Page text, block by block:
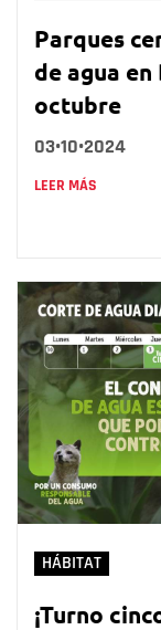
Parques
de agua
octubre
03•10•2024
LEER MÁS
HÁBITAT
¡Turno